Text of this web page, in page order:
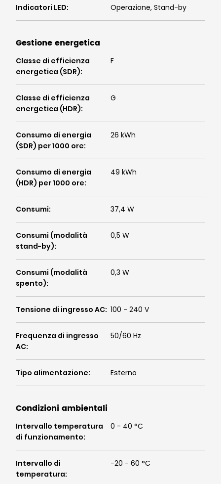
Indicatori LED: Operazione, Stand-by
Gestione energetica
Classe di efficienza
energetica (SDR):
F
Classe di efficienza
energetica (HDR):
G
Consumo di energia
(SDR) per 1000 ore:
26 kWh
Consumo di energia
(HDR) per 1000 ore:
49 kWh
Consumi: 37,4 W
Consumi (modalità
stand-by):
0,5 W
Consumi (modalità
spento):
0,3 W
Tensione di ingresso AC: 100 - 240 V
Frequenza di ingresso
AC:
50/60 Hz
Tipo alimentazione: Esterno
Condizioni ambientali
Intervallo temperatura
di funzionamento:
0 - 40 °C
Intervallo di
temperatura:
-20 - 60 °C